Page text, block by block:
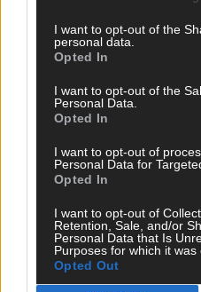
I want to opt-out of the
personal data.
Opted In
I want to opt-out of the
Personal Data.
Opted In
I want to opt-out of
Personal Data for
Opted In
I want to opt-out of
Retention, Sale, and/or
Personal Data that Is
Purposes for which it was
Opted Out
KOMMENTAR
ihre Siegchancen
Mai 2026
EUROVISION
Von Lugano bis Wien: Wie der
Mai 2026
WERBE BEI UNS!